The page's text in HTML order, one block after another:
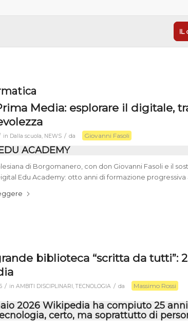
IL
Media: esplorare il digitale,
in Dalla scuola, NEWS / da Giovanni Fasoli
ACADEMY
di Borgomanero, con don Giovanni Fasoli e il
Edu Academy: otto anni di formazione progressiva
biblioteca “scritta da tutti”:
/ inAMBITI DISCIPLINARI,TECNOLOGIA / da Massimo Rossi
2026 Wikipedia ha compiuto 25
certo, ma soprattutto di